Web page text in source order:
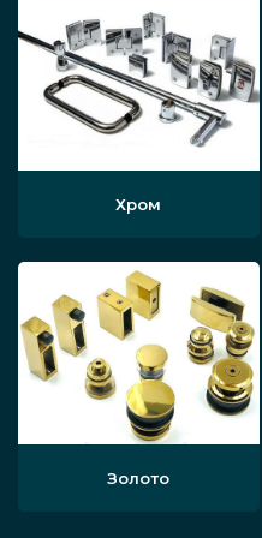
похожая
тщательной
различия нет.
Сферы
Перегородки
лестницах.
Хром
Золото